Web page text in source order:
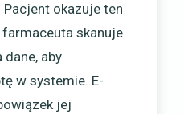
okazuje ten
skanuje
aby
w systemie. E-
jej